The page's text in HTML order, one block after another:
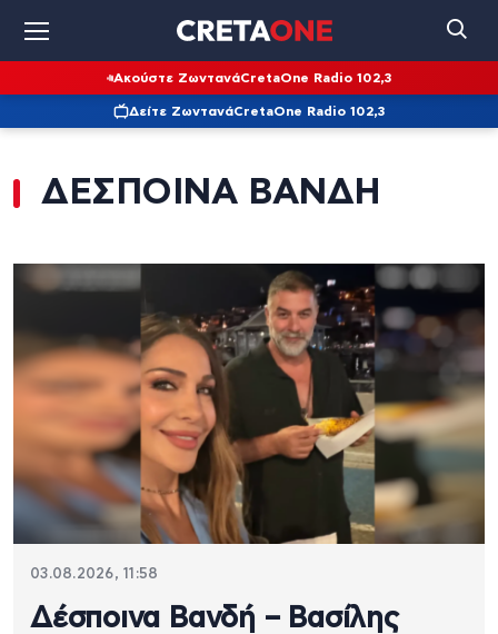
Ακούστε ΖωντανάCretaOne Radio 102,3
Δείτε ΖωντανάCretaOne Radio 102,3
ΔΕΣΠΟΙΝΑ ΒΑΝΔΗ
03.08.2026, 11:58
Δέσποινα Βανδή – Βασίλης